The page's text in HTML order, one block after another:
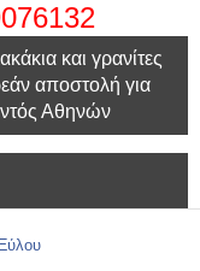
και γρανίτες
αποστολή για
Αθηνών